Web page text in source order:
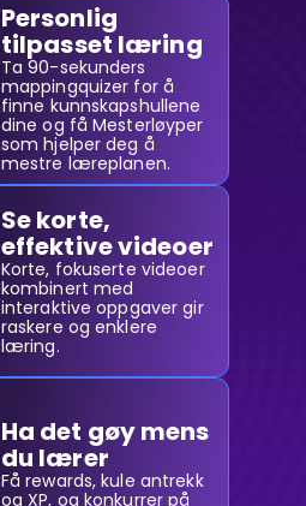
Personlig
tilpasset læring
Ta 90-sekunders
mappingquizer for å
finne kunnskapshullene
dine og få Mesterløyper
som hjelper deg å
mestre læreplanen.
Se korte,
effektive videoer
Korte, fokuserte videoer
kombinert med
interaktive oppgaver gir
raskere og enklere
læring.
Ha det gøy mens
du lærer
Få rewards, kule antrekk
og XP, og konkurrer på